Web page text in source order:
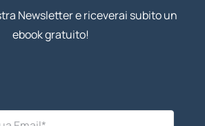
Newsletter e riceverai subito un
ebook gratuito!